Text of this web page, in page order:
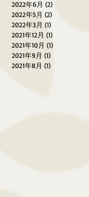
2022年6月 (2)
2022年5月 (2)
2022年3月 (1)
2021年12月 (1)
2021年10月 (1)
2021年9月 (1)
2021年8月 (1)